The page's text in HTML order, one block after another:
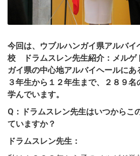
今回は、ウブルハンガイ県アルバイ
校 ドラムスレン先生紹介：メルゲ
ガイ県の中心地アルバイヘールに
３年生から１２年生まで、２８９
学んでいます。
Q：ドラムスレン先生はいつからこ
ていますか？
ドラムスレン先生：